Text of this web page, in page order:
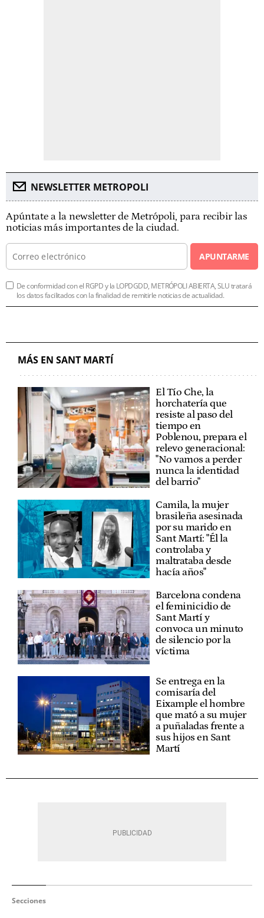
NEWSLETTER METROPOLI
Apúntate a la newsletter de Metrópoli, para recibir las
noticias más importantes de la ciudad.
APUNTARME
De conformidad con el RGPD y la LOPDGDD, METRÓPOLI ABIERTA, SLU tratará
los datos facilitados con la finalidad de remitirle noticias de actualidad.
MÁS EN SANT MARTÍ
El Tío Che, la
horchatería que
resiste al paso del
tiempo en
Poblenou, prepara el
relevo generacional:
"No vamos a perder
nunca la identidad
del barrio"
Camila, la mujer
brasileña asesinada
por su marido en
Sant Martí: "Él la
controlaba y
maltrataba desde
hacía años"
Barcelona condena
el feminicidio de
Sant Martí y
convoca un minuto
de silencio por la
víctima
Se entrega en la
comisaría del
Eixample el hombre
que mató a su mujer
a puñaladas frente a
sus hijos en Sant
Martí
Secciones